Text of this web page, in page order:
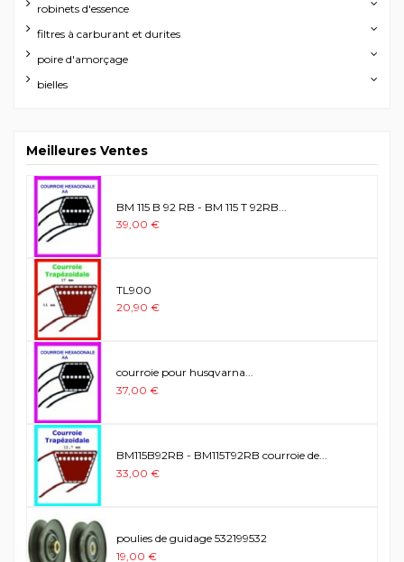
robinets d'essence
filtres à carburant et durites
poire d'amorçage
bielles
Meilleures Ventes
BM 115 B 92 RB - BM 115 T 92RB...
39,00 €
TL900
20,90 €
courroie pour husqvarna...
37,00 €
BM115B92RB - BM115T92RB courroie de...
33,00 €
poulies de guidage 532199532
19,00 €